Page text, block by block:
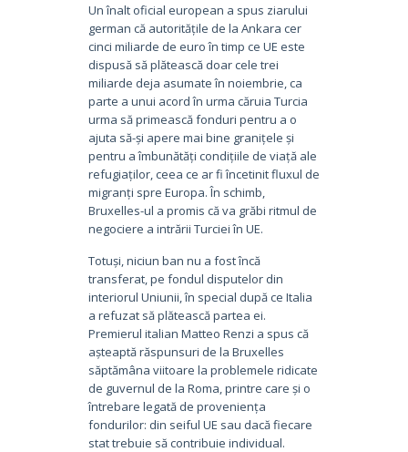
Un înalt oficial european a spus ziarului
german că autoritățile de la Ankara cer
cinci miliarde de euro în timp ce UE este
dispusă să plătească doar cele trei
miliarde deja asumate în noiembrie, ca
parte a unui acord în urma căruia Turcia
urma să primească fonduri pentru a o
ajuta să-și apere mai bine granițele și
pentru a îmbunătăți condițiile de viață ale
refugiaților, ceea ce ar fi încetinit fluxul de
migranți spre Europa. În schimb,
Bruxelles-ul a promis că va grăbi ritmul de
negociere a intrării Turciei în UE.
Totuși, niciun ban nu a fost încă
transferat, pe fondul disputelor din
interiorul Uniunii, în special după ce Italia
a refuzat să plătească partea ei.
Premierul italian Matteo Renzi a spus că
așteaptă răspunsuri de la Bruxelles
săptămâna viitoare la problemele ridicate
de guvernul de la Roma, printre care și o
întrebare legată de proveniența
fondurilor: din seiful UE sau dacă fiecare
stat trebuie să contribuie individual.